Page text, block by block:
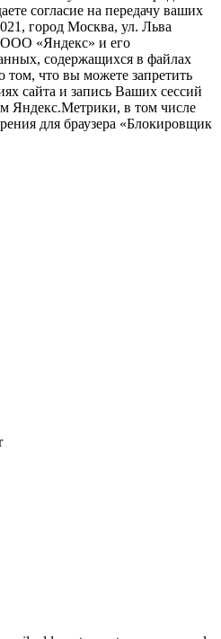
согласие на передачу ваших
город Москва, ул. Льва
ООО «Яндекс» и его
содержащихся в файлах
что вы можете запретить
сайта и запись Ваших сессий
Яндекс.Метрики, в том числе
для браузера «Блокировщик